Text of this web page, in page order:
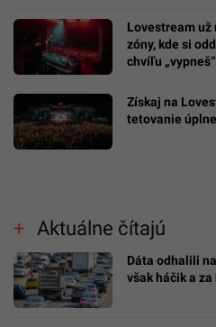
Lovestream už
zóny, kde si
chvíľu „vypneš“
Získaj na
tetovanie
Aktuálne čítajú
Dáta odhalili
však háčik a